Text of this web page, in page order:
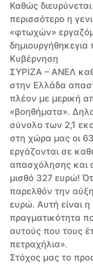
Καθώς
περισσότερο η
«φτωχών»
Κυβέρνηση
ΣΥΡΙΖΑ – ΑΝΕΛ
στην Ελλάδα
πλέον με μερική
«βοηθήματα».
σύνολο των 2,1
στη χώρα μας οι
εργάζονται σε
απασχόλησης και
μισθό 327 ευρώ!
παρελθόν την
ευρώ. Αυτή είναι
πραγματικότητα
αυτούς που τους
πετραχήλια».
Στόχος μας το